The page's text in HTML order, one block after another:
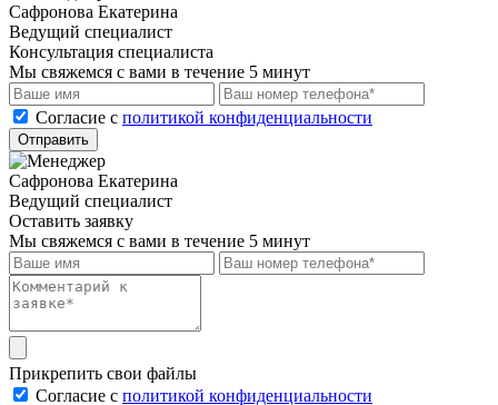
Сафронова Екатерина
Ведущий специалист
Консультация специалиста
Мы свяжемся с вами в течение 5 минут
Cогласие с политикой конфиденциальности
Отправить
Сафронова Екатерина
Ведущий специалист
Оставить заявку
Мы свяжемся с вами в течение 5 минут
Прикрепить свои файлы
Cогласие с политикой конфиденциальности